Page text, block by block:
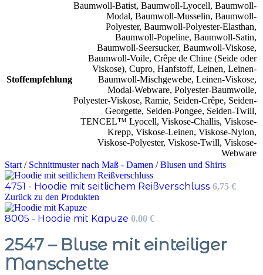
Stoffempfehlung
Baumwoll-Batist, Baumwoll-Lyocell, Baumwoll-
Modal, Baumwoll-Musselin, Baumwoll-
Polyester, Baumwoll-Polyester-Elasthan,
Baumwoll-Popeline, Baumwoll-Satin,
Baumwoll-Seersucker, Baumwoll-Viskose,
Baumwoll-Voile, Crêpe de Chine (Seide oder
Viskose), Cupro, Hanfstoff, Leinen, Leinen-
Baumwoll-Mischgewebe, Leinen-Viskose,
Modal-Webware, Polyester-Baumwolle,
Polyester-Viskose, Ramie, Seiden-Crêpe, Seiden-
Georgette, Seiden-Pongee, Seiden-Twill,
TENCEL™ Lyocell, Viskose-Challis, Viskose-
Krepp, Viskose-Leinen, Viskose-Nylon,
Viskose-Polyester, Viskose-Twill, Viskose-
Webware
Start/ Schnittmuster nach Maß - Damen / Blusen und Shirts
4751 - Hoodie mit seitlichem Reißverschluss 6,75 €
Zurück zu den Produkten
8005 - Hoodie mit Kapuze 0,00 €
2547 – Bluse mit einteiliger
Manschette